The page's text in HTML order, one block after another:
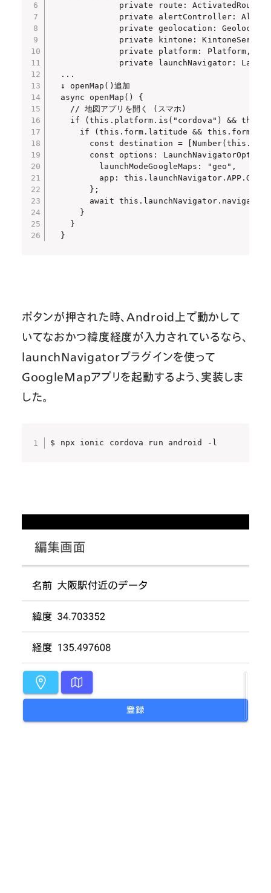
              private route: ActivatedRoute,
private alertController:
private geolocation:
private kintone:
private platform: Platform,
private launchNavigator:
  ...
  ↓ openMap()追加
  async openMap() {
    // 地図アプリを開く (スマホ)
if (this.platform.is("cordova") &&
if (this.form.latitude &&
const destination =
const options:
          launchModeGoogleMaps: "geo",
app:
        };
await
      }
    }
  }
ボタンが押された時、Android上で動かして
いてなおかつ緯度経度が入力されているなら、
launchNavigatorプラグインを使って
GoogleMapアプリを起動するよう、実装しま
した。
$ npx ionic cordova run android -l